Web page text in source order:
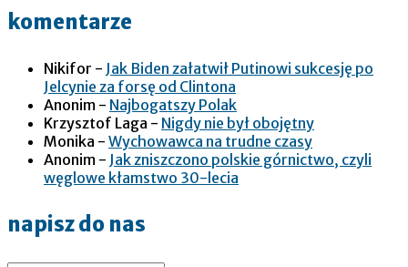
komentarze
Nikifor - Jak Biden załatwił Putinowi sukcesję po
Jelcynie za forsę od Clintona
Anonim - Najbogatszy Polak
Krzysztof Laga - Nigdy nie był obojętny
Monika - Wychowawca na trudne czasy
Anonim - Jak zniszczono polskie górnictwo, czyli
węglowe kłamstwo 30-lecia
napisz do nas